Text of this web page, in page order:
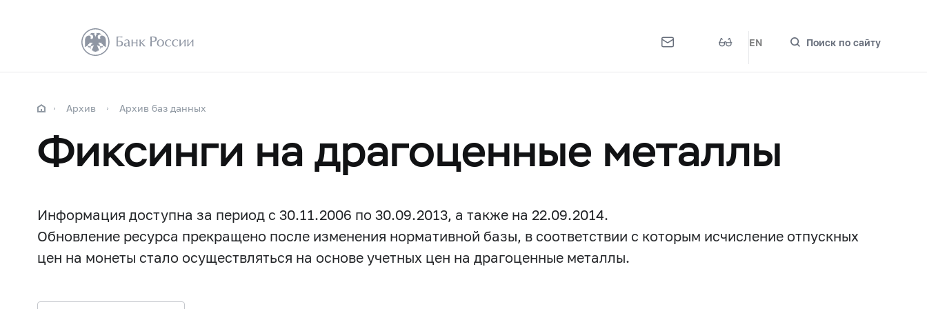
EN Поиск по сайту
Архив Архив баз данных
Фиксинги на драгоценные металлы
Информация доступна за период с 30.11.2006 по 30.09.2013, а также на 22.09.2014.
Обновление ресурса прекращено после изменения нормативной базы, в соответствии с которым исчисление отпускных
цен на монеты стало осуществляться на основе учетных цен на драгоценные металлы.